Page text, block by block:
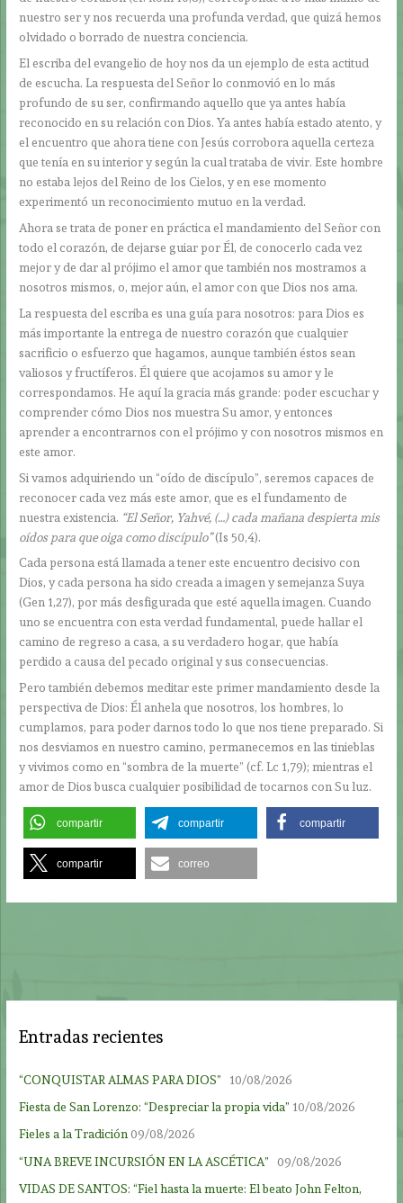
nuestro ser y nos recuerda una profunda verdad, que quizá hemos
olvidado o borrado de nuestra conciencia.
El escriba del evangelio de hoy nos da un ejemplo de esta actitud
de escucha. La respuesta del Señor lo conmovió en lo más
profundo de su ser, confirmando aquello que ya antes había
reconocido en su relación con Dios. Ya antes había estado atento, y
el encuentro que ahora tiene con Jesús corrobora aquella certeza
que tenía en su interior y según la cual trataba de vivir. Este hombre
no estaba lejos del Reino de los Cielos, y en ese momento
experimentó un reconocimiento mutuo en la verdad.
Ahora se trata de poner en práctica el mandamiento del Señor con
todo el corazón, de dejarse guiar por Él, de conocerlo cada vez
mejor y de dar al prójimo el amor que también nos mostramos a
nosotros mismos, o, mejor aún, el amor con que Dios nos ama.
La respuesta del escriba es una guía para nosotros: para Dios es
más importante la entrega de nuestro corazón que cualquier
sacrificio o esfuerzo que hagamos, aunque también éstos sean
valiosos y fructíferos. Él quiere que acojamos su amor y le
correspondamos. He aquí la gracia más grande: poder escuchar y
comprender cómo Dios nos muestra Su amor, y entonces
aprender a encontrarnos con el prójimo y con nosotros mismos en
este amor.
Si vamos adquiriendo un “oído de discípulo”, seremos capaces de
reconocer cada vez más este amor, que es el fundamento de
nuestra existencia. “El Señor, Yahvé, (…) cada mañana despierta mis
oídos para que oiga como discípulo”(Is 50,4).
Cada persona está llamada a tener este encuentro decisivo con
Dios, y cada persona ha sido creada a imagen y semejanza Suya
(Gen 1,27), por más desfigurada que esté aquella imagen. Cuando
uno se encuentra con esta verdad fundamental, puede hallar el
camino de regreso a casa, a su verdadero hogar, que había
perdido a causa del pecado original y sus consecuencias.
Pero también debemos meditar este primer mandamiento desde la
perspectiva de Dios: Él anhela que nosotros, los hombres, lo
cumplamos, para poder darnos todo lo que nos tiene preparado. Si
nos desviamos en nuestro camino, permanecemos en las tinieblas
y vivimos como en “sombra de la muerte” (cf. Lc 1,79); mientras el
amor de Dios busca cualquier posibilidad de tocarnos con Su luz.
compartir compartir compartir
compartir correo
Entradas recientes
“CONQUISTAR ALMAS PARA DIOS”
10/08/2026
Fiesta de San Lorenzo: “Despreciar la propia vida” 10/08/2026
Fieles a la Tradición09/08/2026
“UNA BREVE INCURSIÓN EN LA ASCÉTICA”
09/08/2026
VIDAS DE SANTOS: “Fiel hasta la muerte: El beato John Felton,